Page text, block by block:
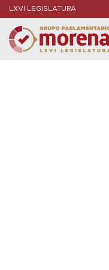
LXVI LEGISLATURA